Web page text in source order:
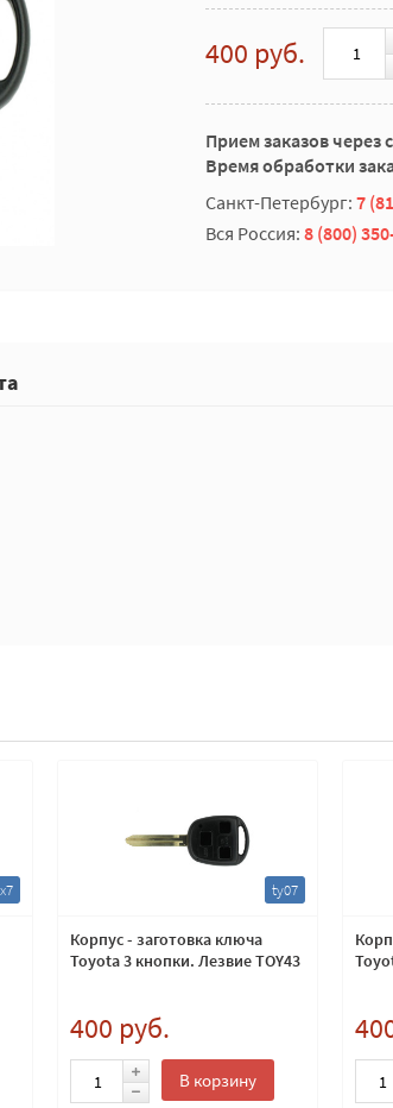
400 руб.
Прием заказов через
Время обработки
Санкт-Петербург: 7
Вся Россия: 8 (800)
ty07
Корпус - заготовка ключа
Toyota 3 кнопки. Лезвие TOY43
400 руб.
В корзину